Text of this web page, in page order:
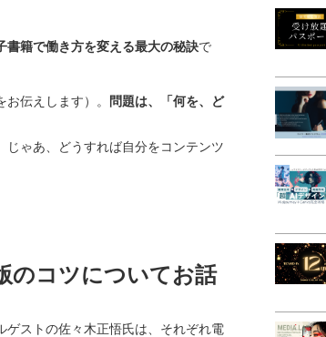
書籍で働き方を変える最大の秘訣で
伝えします）。 問題は、「何を、ど
じゃあ、どうすれば自分をコンテンツ
のコツについてお話
ストの佐々木正悟氏は、それぞれ電